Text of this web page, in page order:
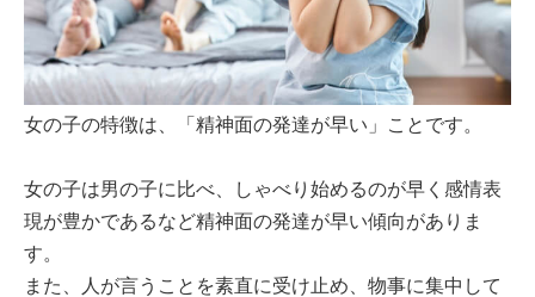
女の子の特徴は、「精神面の発達が早い」ことです。
女の子は男の子に比べ、しゃべり始めるのが早く感情表
現が豊かであるなど精神面の発達が早い傾向がありま
す。
また、人が言うことを素直に受け止め、物事に集中して